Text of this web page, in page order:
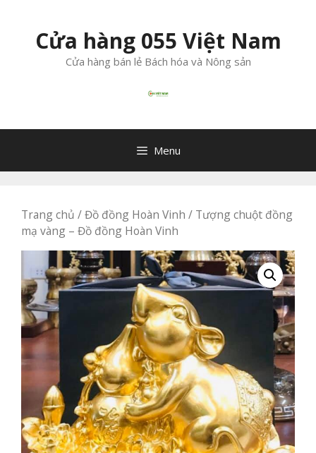
Cửa hàng 055 Việt Nam
Cửa hàng bán lẻ Bách hóa và Nông sản
Menu
Trang chủ /Đồ đồng Hoàn Vinh / Tượng chuột đồng
mạ vàng – Đồ đồng Hoàn Vinh